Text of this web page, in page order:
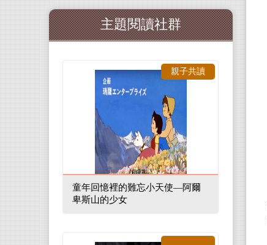
主題閱讀社群
童年回憶裡的難忘小天使—阿爾
卑斯山的少女
親子共讀